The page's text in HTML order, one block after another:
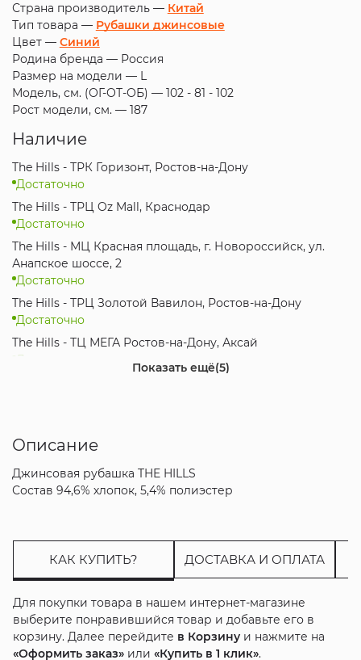
Страна производитель — Китай
Тип товара — Рубашки джинсовые
Цвет — Синий
Родина бренда — Россия
Размер на модели — L
Модель, см. (ОГ-ОТ-ОБ) — 102 - 81 - 102
Рост модели, см. — 187
Наличие
The Hills - ТРК Горизонт, Ростов-на-Дону
Достаточно
The Hills - ТРЦ Oz Mall, Краснодар
Достаточно
The Hills - МЦ Красная площадь, г. Новороссийск, ул.
Анапское шоссе, 2
Достаточно
The Hills - ТРЦ Золотой Вавилон, Ростов-на-Дону
Достаточно
The Hills - ТЦ МЕГА Ростов-на-Дону, Аксай
Достаточно
Достаточно
Достаточно
The Hills - ТРЦ City Plaza, Адлер, Сочи
Интернет-магазин
Достаточно
Показать ещё(5)
Описание
Джинсовая рубашка THE HILLS
Состав 94,6% хлопок, 5,4% полиэстер
КАК КУПИТЬ? ДОСТАВКА И ОПЛАТА
Для покупки товара в нашем интернет-магазине
выберите понравившийся товар и добавьте его в
корзину. Далее перейдите в Корзинуи нажмите на
«Оформить заказ»или «Купить в 1 клик».